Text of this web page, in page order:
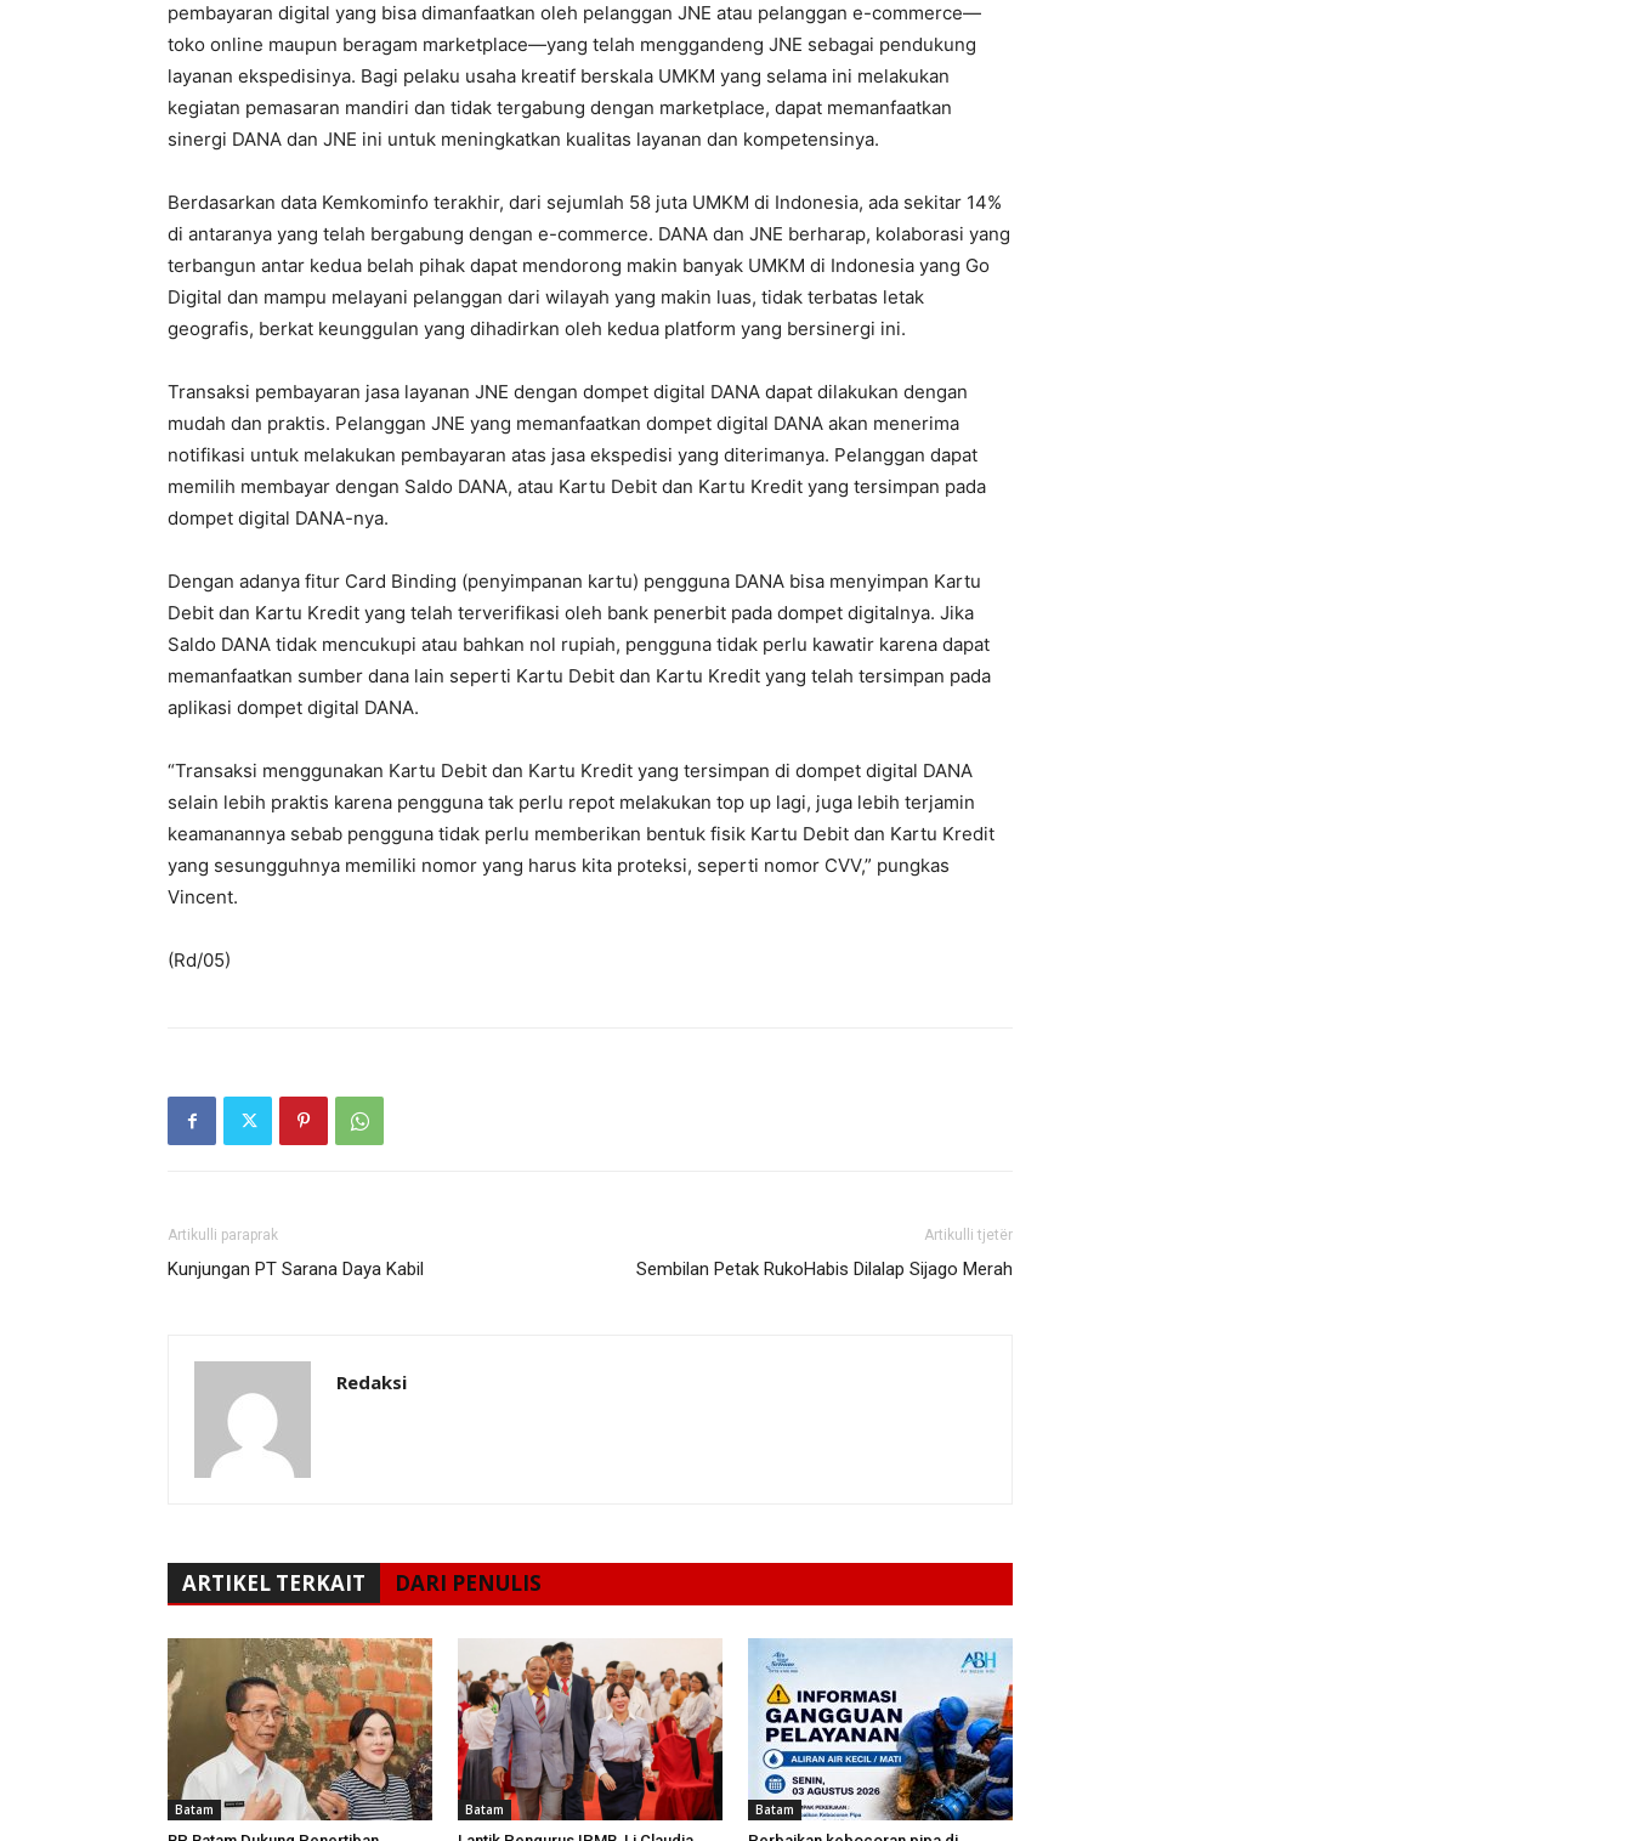
pembayaran digital yang bisa dimanfaatkan oleh pelanggan JNE atau pelanggan e-commerce—
toko online maupun beragam marketplace—yang telah menggandeng JNE sebagai pendukung
layanan ekspedisinya. Bagi pelaku usaha kreatif berskala UMKM yang selama ini melakukan
kegiatan pemasaran mandiri dan tidak tergabung dengan marketplace, dapat memanfaatkan
sinergi DANA dan JNE ini untuk meningkatkan kualitas layanan dan kompetensinya.
Berdasarkan data Kemkominfo terakhir, dari sejumlah 58 juta UMKM di Indonesia, ada sekitar 14%
di antaranya yang telah bergabung dengan e-commerce. DANA dan JNE berharap, kolaborasi yang
terbangun antar kedua belah pihak dapat mendorong makin banyak UMKM di Indonesia yang Go
Digital dan mampu melayani pelanggan dari wilayah yang makin luas, tidak terbatas letak
geografis, berkat keunggulan yang dihadirkan oleh kedua platform yang bersinergi ini.
Transaksi pembayaran jasa layanan JNE dengan dompet digital DANA dapat dilakukan dengan
mudah dan praktis. Pelanggan JNE yang memanfaatkan dompet digital DANA akan menerima
notifikasi untuk melakukan pembayaran atas jasa ekspedisi yang diterimanya. Pelanggan dapat
memilih membayar dengan Saldo DANA, atau Kartu Debit dan Kartu Kredit yang tersimpan pada
dompet digital DANA-nya.
Dengan adanya fitur Card Binding (penyimpanan kartu) pengguna DANA bisa menyimpan Kartu
Debit dan Kartu Kredit yang telah terverifikasi oleh bank penerbit pada dompet digitalnya. Jika
Saldo DANA tidak mencukupi atau bahkan nol rupiah, pengguna tidak perlu kawatir karena dapat
memanfaatkan sumber dana lain seperti Kartu Debit dan Kartu Kredit yang telah tersimpan pada
aplikasi dompet digital DANA.
“Transaksi menggunakan Kartu Debit dan Kartu Kredit yang tersimpan di dompet digital DANA
selain lebih praktis karena pengguna tak perlu repot melakukan top up lagi, juga lebih terjamin
keamanannya sebab pengguna tidak perlu memberikan bentuk fisik Kartu Debit dan Kartu Kredit
yang sesungguhnya memiliki nomor yang harus kita proteksi, seperti nomor CVV,” pungkas
Vincent.
(Rd/05)
Artikulli paraprak
Kunjungan PT Sarana Daya Kabil
Artikulli tjetër
Sembilan Petak RukoHabis Dilalap Sijago Merah
Redaksi
ARTIKEL TERKAIT DARI PENULIS
Batam Batam Batam